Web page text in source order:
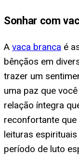
Sonhar com
A vaca branca é
bênçãos em
trazer um
uma paz que
relação íntegra
reconfortante
leituras
período de luto